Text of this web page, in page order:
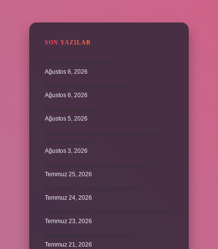
SON YAZILAR
Ağustos 6, 2026
Ağustos 6, 2026
Ağustos 5, 2026
Ağustos 3, 2026
Temmuz 25, 2026
Temmuz 24, 2026
Temmuz 23, 2026
Temmuz 21, 2026